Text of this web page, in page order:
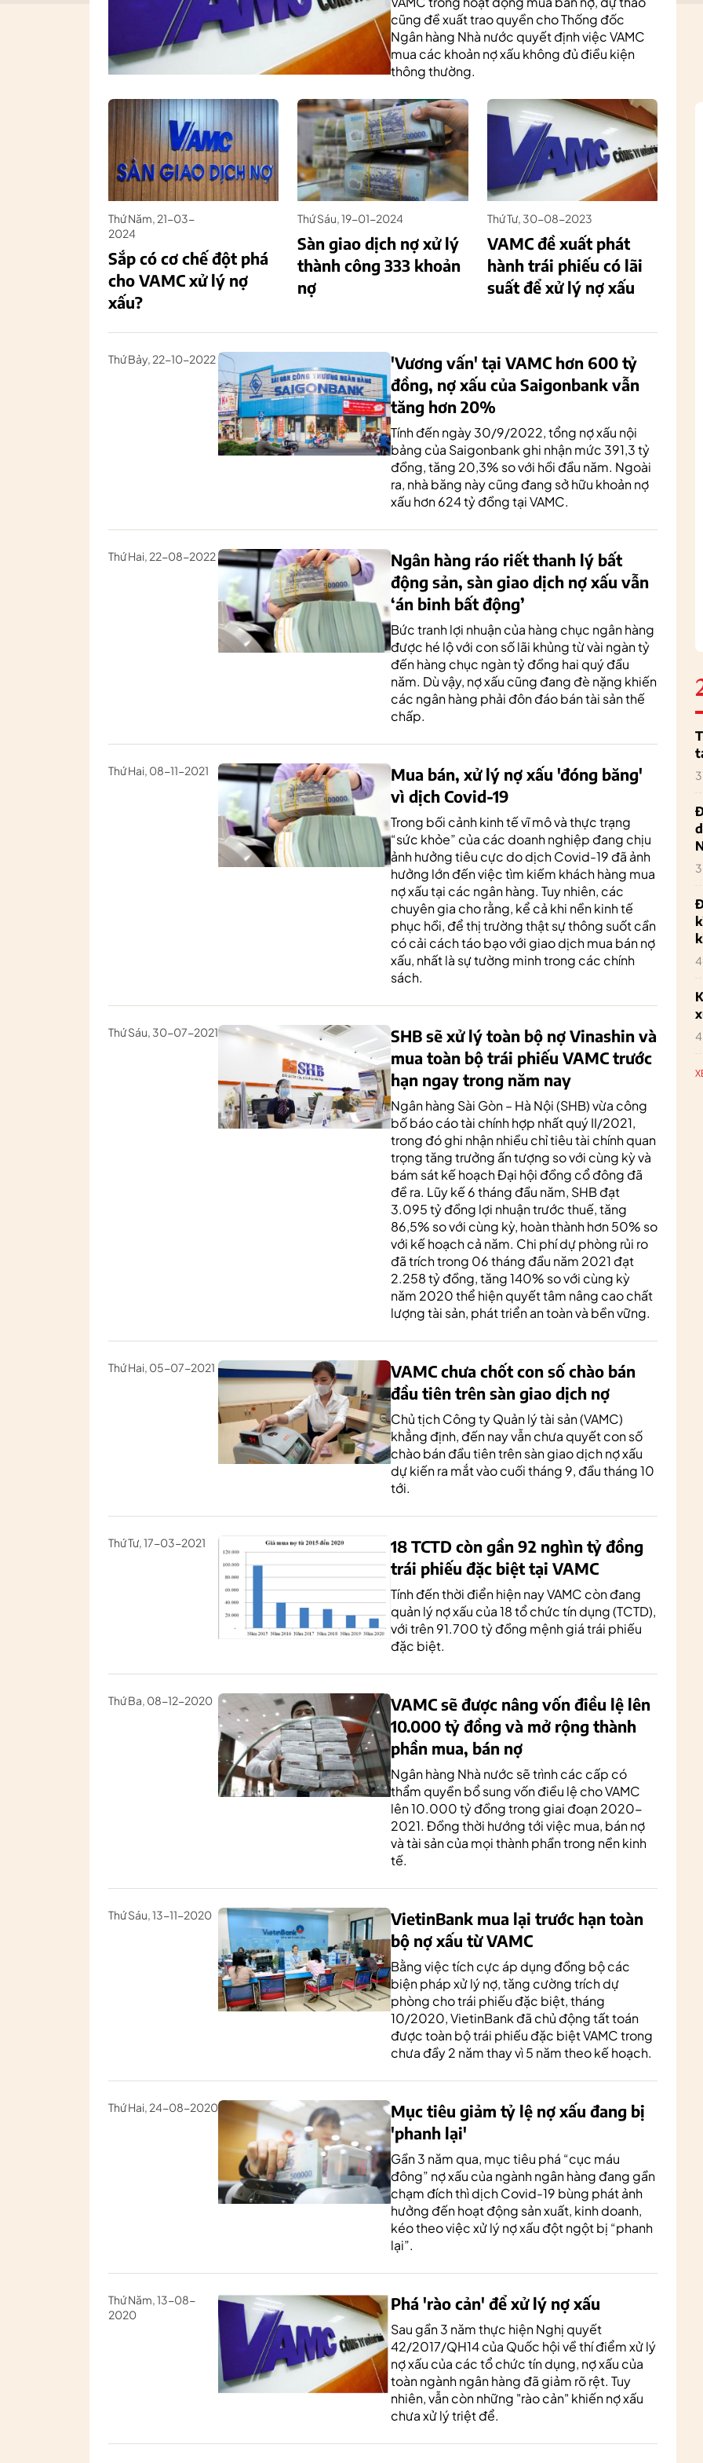
cũng đề xuất trao quyền cho Thống đốc
Ngân hàng Nhà nước quyết định việc VAMC
mua các khoản nợ xấu không đủ điều kiện
thông thường.
Thứ Năm, 21-03-
2024
Sắp có cơ chế đột phá
cho VAMC xử lý nợ
xấu?
Thứ Sáu, 19-01-2024
Sàn giao dịch nợ xử lý
thành công 333 khoản
nợ
Thứ Tư, 30-08-2023
VAMC đề xuất phát
hành trái phiếu có lãi
suất để xử lý nợ xấu
Thứ Bảy, 22-10-2022
'Vương vấn' tại VAMC hơn 600 tỷ
đồng, nợ xấu của Saigonbank vẫn
tăng hơn 20%
Tính đến ngày 30/9/2022, tổng nợ xấu nội
bảng của Saigonbank ghi nhận mức 391,3 tỷ
đồng, tăng 20,3% so với hồi đầu năm. Ngoài
ra, nhà băng này cũng đang sở hữu khoản nợ
xấu hơn 624 tỷ đồng tại VAMC.
Thứ Hai, 22-08-2022
Ngân hàng ráo riết thanh lý bất
động sản, sàn giao dịch nợ xấu vẫn
‘án binh bất động’
Bức tranh lợi nhuận của hàng chục ngân hàng
được hé lộ với con số lãi khủng từ vài ngàn tỷ
đến hàng chục ngàn tỷ đồng hai quý đầu
năm. Dù vậy, nợ xấu cũng đang đè nặng khiến
các ngân hàng phải đôn đáo bán tài sản thế
chấp.
Thứ Hai, 08-11-2021
Mua bán, xử lý nợ xấu 'đóng băng'
vì dịch Covid-19
Trong bối cảnh kinh tế vĩ mô và thực trạng
“sức khỏe” của các doanh nghiệp đang chịu
ảnh hưởng tiêu cực do dịch Covid-19 đã ảnh
hưởng lớn đến việc tìm kiếm khách hàng mua
nợ xấu tại các ngân hàng. Tuy nhiên, các
chuyên gia cho rằng, kể cả khi nền kinh tế
phục hồi, để thị trường thật sự thông suốt cần
có cải cách táo bạo với giao dịch mua bán nợ
xấu, nhất là sự tường minh trong các chính
sách.
Thứ Sáu, 30-07-2021
SHB sẽ xử lý toàn bộ nợ Vinashin và
mua toàn bộ trái phiếu VAMC trước
hạn ngay trong năm nay
Ngân hàng Sài Gòn – Hà Nội (SHB) vừa công
bố báo cáo tài chính hợp nhất quý II/2021,
trong đó ghi nhận nhiều chỉ tiêu tài chính quan
trọng tăng trưởng ấn tượng so với cùng kỳ và
bám sát kế hoạch Đại hội đồng cổ đông đã
đề ra. Lũy kế 6 tháng đầu năm, SHB đạt
3.095 tỷ đồng lợi nhuận trước thuế, tăng
86,5% so với cùng kỳ, hoàn thành hơn 50% so
với kế hoạch cả năm. Chi phí dự phòng rủi ro
đã trích trong 06 tháng đầu năm 2021 đạt
2.258 tỷ đồng, tăng 140% so với cùng kỳ
năm 2020 thể hiện quyết tâm nâng cao chất
lượng tài sản, phát triển an toàn và bền vững.
Thứ Hai, 05-07-2021
VAMC chưa chốt con số chào bán
đầu tiên trên sàn giao dịch nợ
Chủ tịch Công ty Quản lý tài sản (VAMC)
khẳng định, đến nay vẫn chưa quyết con số
chào bán đầu tiên trên sàn giao dịch nợ xấu
dự kiến ra mắt vào cuối tháng 9, đầu tháng 10
tới.
Thứ Tư, 17-03-2021
18 TCTD còn gần 92 nghìn tỷ đồng
trái phiếu đặc biệt tại VAMC
Tính đến thời điển hiện nay VAMC còn đang
quản lý nợ xấu của 18 tổ chức tín dụng (TCTD),
với trên 91.700 tỷ đồng mệnh giá trái phiếu
đặc biệt.
Thứ Ba, 08-12-2020
VAMC sẽ được nâng vốn điều lệ lên
10.000 tỷ đồng và mở rộng thành
phần mua, bán nợ
Ngân hàng Nhà nước sẽ trình các cấp có
thẩm quyền bổ sung vốn điều lệ cho VAMC
lên 10.000 tỷ đồng trong giai đoạn 2020-
2021. Đồng thời hướng tới việc mua, bán nợ
và tài sản của mọi thành phần trong nền kinh
tế.
Thứ Sáu, 13-11-2020
VietinBank mua lại trước hạn toàn
bộ nợ xấu từ VAMC
Bằng việc tích cực áp dụng đồng bộ các
biện pháp xử lý nợ, tăng cường trích dự
phòng cho trái phiếu đặc biệt, tháng
10/2020, VietinBank đã chủ động tất toán
được toàn bộ trái phiếu đặc biệt VAMC trong
chưa đầy 2 năm thay vì 5 năm theo kế hoạch.
Thứ Hai, 24-08-2020
Mục tiêu giảm tỷ lệ nợ xấu đang bị
'phanh lại'
Gần 3 năm qua, mục tiêu phá “cục máu
đông” nợ xấu của ngành ngân hàng đang gần
chạm đích thì dịch Covid-19 bùng phát ảnh
hưởng đến hoạt động sản xuất, kinh doanh,
kéo theo việc xử lý nợ xấu đột ngột bị “phanh
lại”.
Thứ Năm, 13-08-
2020
Phá 'rào cản' để xử lý nợ xấu
Sau gần 3 năm thực hiện Nghị quyết
42/2017/QH14 của Quốc hội về thí điểm xử lý
nợ xấu của các tổ chức tín dụng, nợ xấu của
toàn ngành ngân hàng đã giảm rõ rệt. Tuy
nhiên, vẫn còn những "rào cản" khiến nợ xấu
chưa xử lý triệt để.